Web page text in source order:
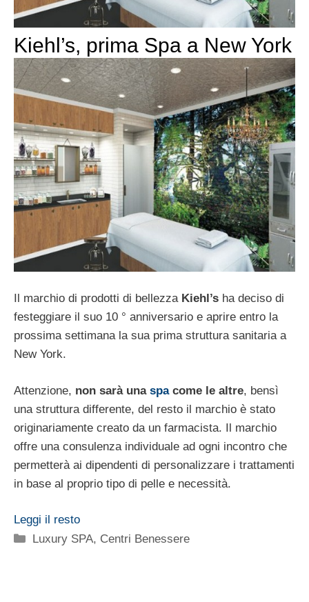
Kiehl’s, prima Spa a New York
Il marchio di prodotti di bellezza Kiehl’s ha deciso di
festeggiare il suo 10 ° anniversario e aprire entro la
prossima settimana la sua prima struttura sanitaria a
New York.
Attenzione, non sarà una spacome le altre, bensì
una struttura differente, del resto il marchio è stato
originariamente creato da un farmacista. Il marchio
offre una consulenza individuale ad ogni incontro che
permetterà ai dipendenti di personalizzare i trattamenti
in base al proprio tipo di pelle e necessità.
Leggi il resto
Categorie
Luxury SPA, Centri Benessere